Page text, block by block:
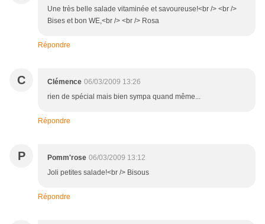
Une très belle salade vitaminée et savoureuse!<br /> <br />
Bises et bon WE,<br /> <br /> Rosa
Répondre
C Clémence 06/03/2009 13:26
rien de spécial mais bien sympa quand même...
Répondre
P Pomm'rose 06/03/2009 13:12
Joli petites salade!<br /> Bisous
Répondre